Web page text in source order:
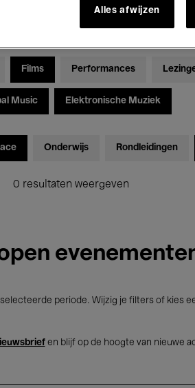
Zondag 17 Mei 2026
Films Performances
Music Elektronische Muziek
Onderwijs Rondleidingen
0 resultaten weergeven
periode. Wijzig je filters of kies
en blijf op de hoogte van nieuwe
Alles afwijzen